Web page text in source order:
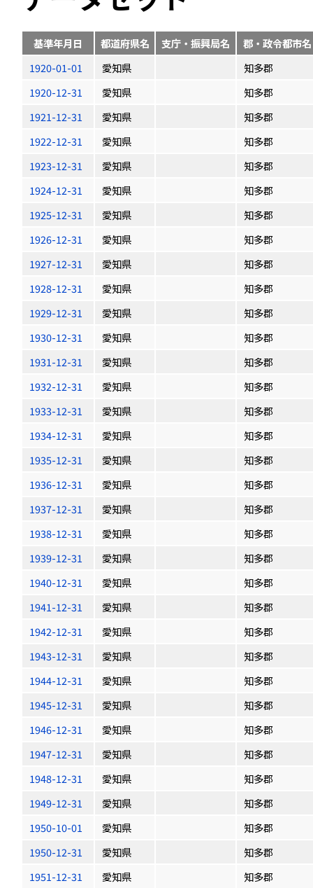
基準年月日 都道府県名 支庁・振興局名
郡・政令都市名
1920-01-01
愛知県
知多郡
1920-12-31
愛知県
知多郡
1921-12-31
愛知県
知多郡
1922-12-31
愛知県
知多郡
1923-12-31
愛知県
知多郡
1924-12-31
愛知県
知多郡
1925-12-31
愛知県
知多郡
1926-12-31
愛知県
知多郡
1927-12-31
愛知県
知多郡
1928-12-31
愛知県
知多郡
1929-12-31
愛知県
知多郡
1930-12-31
愛知県
知多郡
1931-12-31
愛知県
知多郡
1932-12-31
愛知県
知多郡
1933-12-31
愛知県
知多郡
1934-12-31
愛知県
知多郡
1935-12-31
愛知県
知多郡
1936-12-31
愛知県
知多郡
1937-12-31
愛知県
知多郡
1938-12-31
愛知県
知多郡
1939-12-31
愛知県
知多郡
1940-12-31
愛知県
知多郡
1941-12-31
愛知県
知多郡
1942-12-31
愛知県
知多郡
1943-12-31
愛知県
知多郡
1944-12-31
愛知県
知多郡
1945-12-31
愛知県
知多郡
1946-12-31
愛知県
知多郡
1947-12-31
愛知県
知多郡
1948-12-31
愛知県
知多郡
1949-12-31
愛知県
知多郡
1950-10-01
愛知県
知多郡
1950-12-31
愛知県
知多郡
1951-12-31
愛知県
知多郡